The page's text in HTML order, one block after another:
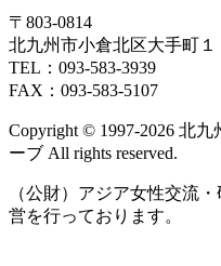
ト)
ト)
日
ベ
ン
ト)
日 日
ン
ト)
〒803‐0814
北九州市小倉北区大手町１
TEL：093‐583‐3939
FAX：093‐583‐5107
Copyright © 1997‐2026 北
ーブ All rights reserved.
（公財）アジア女性交流
営を行っております。